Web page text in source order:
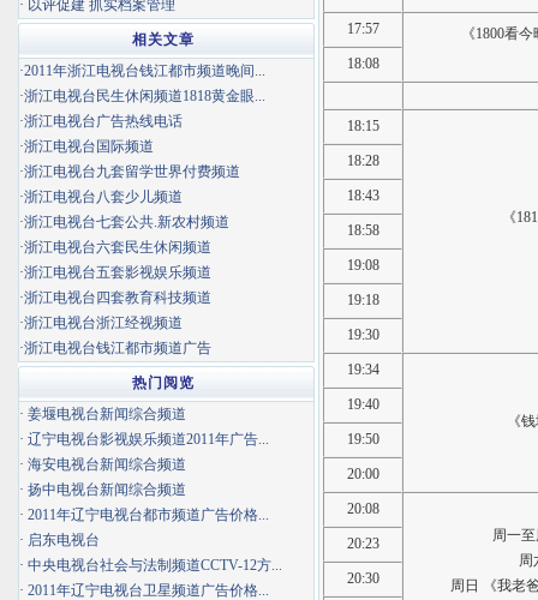
17:57
《1800看
18:08
18:15
《
18:28
18:43
18:58
19:08
19:18
19:30
19:34
《
19:40
19:50
20:00
20:08
周一
周
周日 《我老
20:23
20:30
· 以评促建 抓实档案管理
相关文章
·2011年浙江电视台钱江都市频道晚间...
·浙江电视台民生休闲频道1818黄金眼...
·浙江电视台广告热线电话
·浙江电视台国际频道
·浙江电视台九套留学世界付费频道
·浙江电视台八套少儿频道
·浙江电视台七套公共.新农村频道
·浙江电视台六套民生休闲频道
·浙江电视台五套影视娱乐频道
·浙江电视台四套教育科技频道
·浙江电视台浙江经视频道
·浙江电视台钱江都市频道广告
热门阅览
· 姜堰电视台新闻综合频道
· 辽宁电视台影视娱乐频道2011年广告...
· 海安电视台新闻综合频道
· 扬中电视台新闻综合频道
· 2011年辽宁电视台都市频道广告价格...
· 启东电视台
· 中央电视台社会与法制频道CCTV-12方...
· 2011年辽宁电视台卫星频道广告价格...